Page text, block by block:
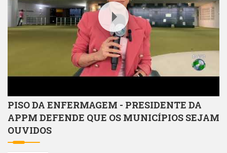
PISO DA ENFERMAGEM - PRESIDENTE DA
APPM DEFENDE QUE OS MUNICÍPIOS SEJAM
OUVIDOS